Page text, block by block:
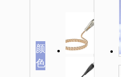
颜
色